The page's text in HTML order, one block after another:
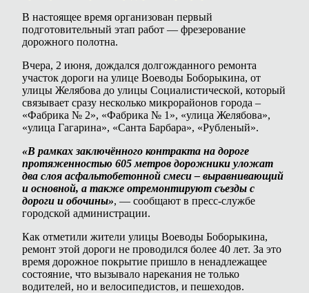
В настоящее время организован первый
подготовительный этап работ — фрезерование
дорожного полотна.
Вчера, 2 июня, дождался долгожданного ремонта
участок дороги на улице Воеводы Боборыкина, от
улицы Желябова до улицы Социалистической, который
связывает сразу несколько микрорайонов города –
«Фабрика № 2», «Фабрика № 1», «улица Желябова»,
«улица Гагарина», «Санта Барбара», «Рубленый».
«В рамках заключённого контракта на дороге
протяженностью 605 метров дорожники уложат
два слоя асфальтобетонной смеси – выравнивающий
и основной, а также отремонтируют съезды с
дороги и обочины», — сообщают в пресс-службе
городской администрации.
Как отметили жители улицы Воеводы Боборыкина,
ремонт этой дороги не проводился более 40 лет. За это
время дорожное покрытие пришло в ненадлежащее
состояние, что вызывало нарекания не только
водителей, но и велосипедистов, и пешеходов.